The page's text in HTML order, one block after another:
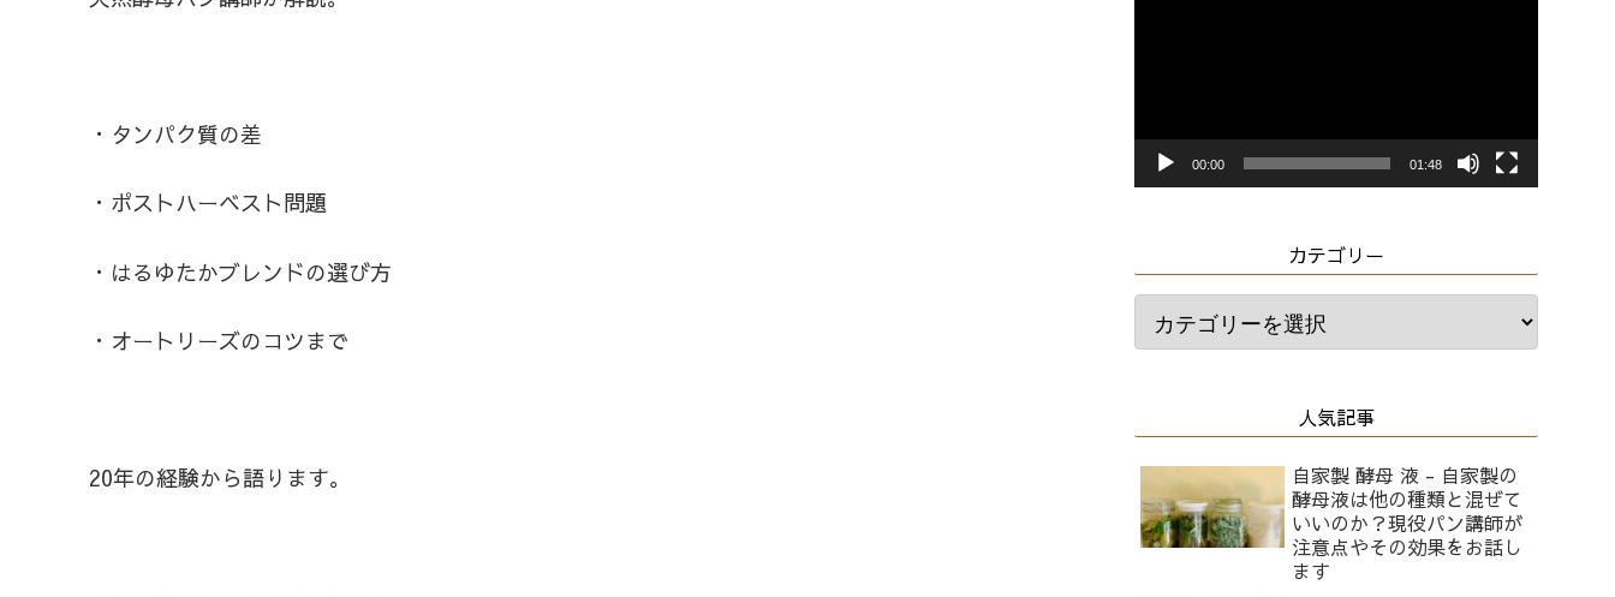
・タンパク質の差
・ポストハーベスト問題
・はるゆたかブレンドの選び方
・オートリーズのコツまで
20年の経験から語ります。
ー
00:00 01:48
カテゴリー
人気記事
自家製 酵母 液 - 自家製の
酵母液は他の種類と混ぜて
いいのか？現役パン講師が
注意点やその効果をお話し
ます